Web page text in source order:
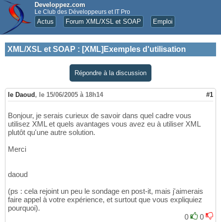
Developpez.com
Le Club des Développeurs et IT Pro
Actus Forum XML/XSL et SOAP Emploi
XML/XSL et SOAP : [XML]Exemples d'utilisation
Répondre à la discussion
le Daoud , le 15/06/2005 à 18h14 #1
Bonjour, je serais curieux de savoir dans quel cadre vous
utilisez XML et quels avantages vous avez eu à utiliser XML
plutôt qu'une autre solution.
Merci
daoud
(ps : cela rejoint un peu le sondage en post-it, mais j'aimerais
faire appel à votre expérience, et surtout que vous expliquiez
pourquoi).
0
0